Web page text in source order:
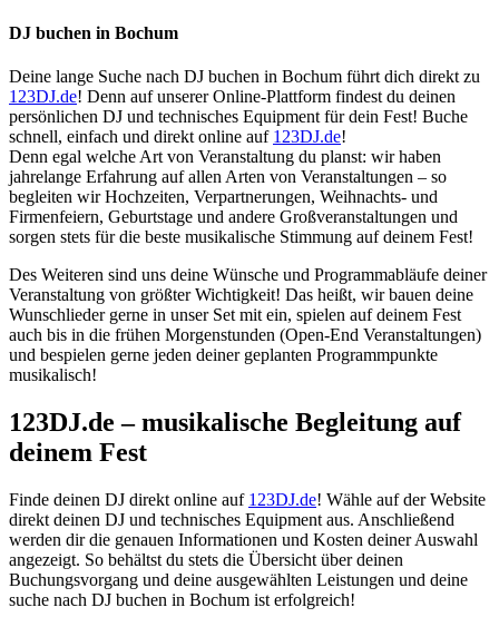
DJ buchen in Bochum
Deine lange Suche nach DJ buchen in Bochum führt dich direkt zu
123DJ.de! Denn auf unserer Online-Plattform findest du deinen
persönlichen DJ und technisches Equipment für dein Fest! Buche
schnell, einfach und direkt online auf 123DJ.de!
Denn egal welche Art von Veranstaltung du planst: wir haben
jahrelange Erfahrung auf allen Arten von Veranstaltungen – so
begleiten wir Hochzeiten, Verpartnerungen, Weihnachts- und
Firmenfeiern, Geburtstage und andere Großveranstaltungen und
sorgen stets für die beste musikalische Stimmung auf deinem Fest!
Des Weiteren sind uns deine Wünsche und Programmabläufe deiner
Veranstaltung von größter Wichtigkeit! Das heißt, wir bauen deine
Wunschlieder gerne in unser Set mit ein, spielen auf deinem Fest
auch bis in die frühen Morgenstunden (Open-End Veranstaltungen)
und bespielen gerne jeden deiner geplanten Programmpunkte
musikalisch!
123DJ.de – musikalische Begleitung auf
deinem Fest
Finde deinen DJ direkt online auf 123DJ.de! Wähle auf der Website
direkt deinen DJ und technisches Equipment aus. Anschließend
werden dir die genauen Informationen und Kosten deiner Auswahl
angezeigt. So behältst du stets die Übersicht über deinen
Buchungsvorgang und deine ausgewählten Leistungen und deine
suche nach DJ buchen in Bochum ist erfolgreich!